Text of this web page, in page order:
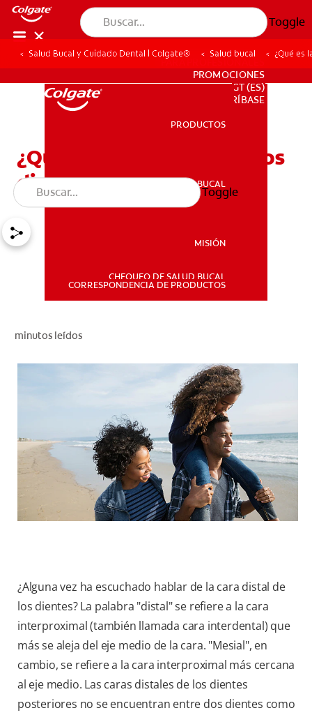
Toggle
SALUD BUCAL
PARA PROFESIONALES
PROMOCIONES
GT (ES)
SUSCRÍBASE
PARA PROFESIONALES
PROMOCIONES
GT (ES)
SUSCRÍBASE
PRODUCTOS
SALUD BUCAL
MISIÓN
CHEQUEO DE SALUD BUCAL
CORRESPONDENCIA DE PRODUCTOS
Toggle
Salud Bucal y Cuidado Dental | Colgate® Salud bucal ¿Qué es
¿Qué es la cara distal de los
dientes?
minutos leídos
¿Alguna vez ha escuchado hablar de la cara distal de
los dientes? La palabra "distal" se refiere a la cara
interproximal (también llamada cara interdental) que
más se aleja del eje medio de la cara. "Mesial", en
cambio, se refiere a la cara interproximal más cercana
al eje medio. Las caras distales de los dientes
posteriores no se encuentran entre dos dientes como